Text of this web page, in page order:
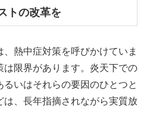
トの改革を
熱中症対策を呼びかけていま
限界があります。炎天下での
いはそれらの要因のひとつと
は、長年指摘されながら実質放